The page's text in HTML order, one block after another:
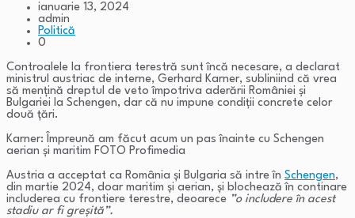
ianuarie 13, 2024
admin
Politică
0
Controalele la frontiera terestră sunt încă necesare, a declarat
ministrul austriac de interne, Gerhard Karner, subliniind că vrea
să mențină dreptul de veto împotriva aderării României și
Bulgariei la Schengen, dar că nu impune condiții concrete celor
două țări.
Karner: Împreună am făcut acum un pas înainte cu Schengen
aerian și maritim FOTO Profimedia
Austria a acceptat ca România și Bulgaria să intre în Schengen,
din martie 2024, doar maritim și aerian, și blochează în continare
includerea cu frontiere terestre, deoarece ”o includere în acest
stadiu ar fi greșită”.